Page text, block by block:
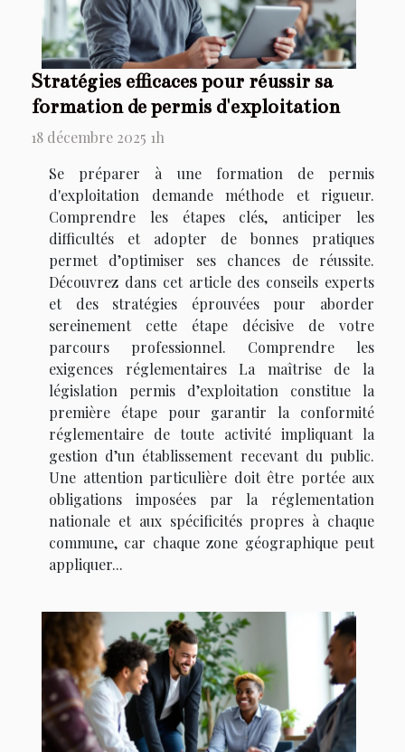
Stratégies efficaces pour réussir sa
formation de permis d'exploitation
18 décembre 2025 1h
Se préparer à une formation de permis
d'exploitation demande méthode et rigueur.
Comprendre les étapes clés, anticiper les
difficultés et adopter de bonnes pratiques
permet d’optimiser ses chances de réussite.
Découvrez dans cet article des conseils experts
et des stratégies éprouvées pour aborder
sereinement cette étape décisive de votre
parcours professionnel. Comprendre les
exigences réglementaires La maîtrise de la
législation permis d’exploitation constitue la
première étape pour garantir la conformité
réglementaire de toute activité impliquant la
gestion d’un établissement recevant du public.
Une attention particulière doit être portée aux
obligations imposées par la réglementation
nationale et aux spécificités propres à chaque
commune, car chaque zone géographique peut
appliquer...